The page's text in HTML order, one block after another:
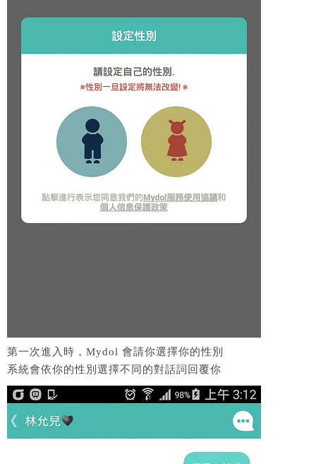
第一次進入時，Mydol 會請你選擇你的性別
系統會依你的性別選擇不同的對話詞回覆你